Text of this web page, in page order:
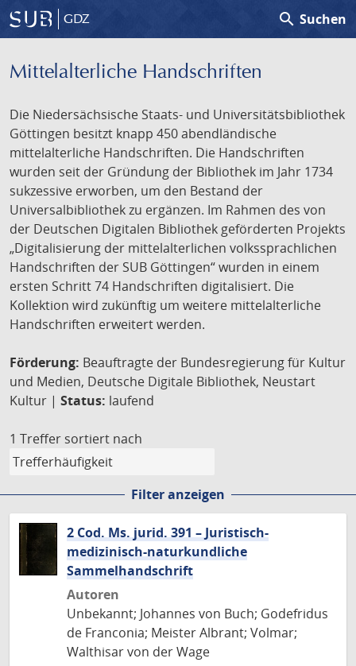
GDZ search Suchen
Mittelalterliche Handschriften
Die Niedersächsische Staats- und Universitätsbibliothek
Göttingen besitzt knapp 450 abendländische
mittelalterliche Handschriften. Die Handschriften
wurden seit der Gründung der Bibliothek im Jahr 1734
sukzessive erworben, um den Bestand der
Universalbibliothek zu ergänzen. Im Rahmen des von
der Deutschen Digitalen Bibliothek geförderten Projekts
„Digitalisierung der mittelalterlichen volkssprachlichen
Handschriften der SUB Göttingen“ wurden in einem
ersten Schritt 74 Handschriften digitalisiert. Die
Kollektion wird zukünftig um weitere mittelalterliche
Handschriften erweitert werden.
Förderung: Beauftragte der Bundesregierung für Kultur
und Medien, Deutsche Digitale Bibliothek, Neustart
Kultur | Status: laufend
1 Treffer sortiert nach
Filter anzeigen
2 Cod. Ms. jurid. 391 – Juristisch-
medizinisch-naturkundliche
Sammelhandschrift
Autoren
Unbekannt; Johannes von Buch; Godefridus
de Franconia; Meister Albrant; Volmar;
Walthisar von der Wage